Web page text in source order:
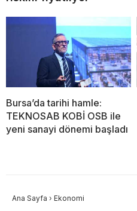
Bursa’da tarihi hamle:
TEKNOSAB KOBİ OSB ile
yeni sanayi dönemi başladı
Ana Sayfa › Ekonomi